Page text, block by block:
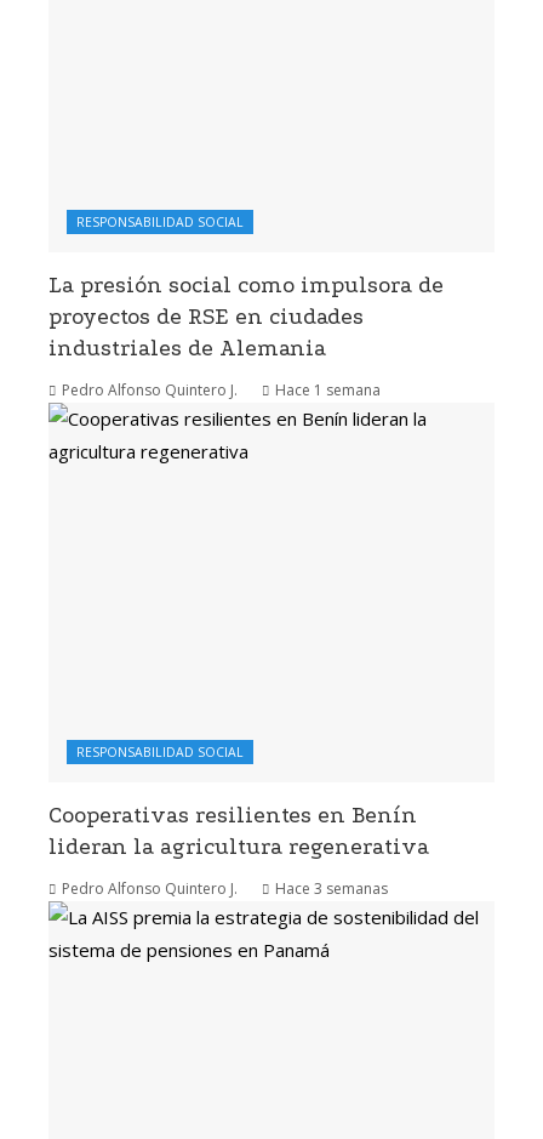
RESPONSABILIDAD SOCIAL
La presión social como impulsora de
proyectos de RSE en ciudades
industriales de Alemania
Pedro Alfonso Quintero J. Hace 1 semana
RESPONSABILIDAD SOCIAL
Cooperativas resilientes en Benín
lideran la agricultura regenerativa
Pedro Alfonso Quintero J. Hace 3 semanas